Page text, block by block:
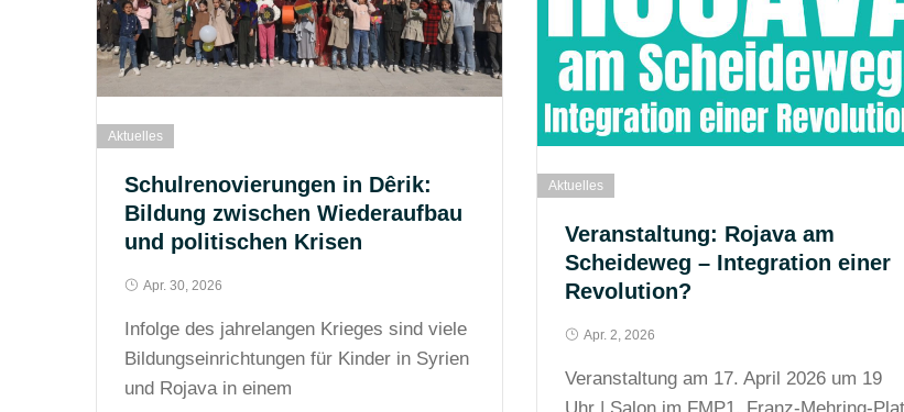
Aktuelles
Schulrenovierungen in Dêrik:
Bildung zwischen Wiederaufbau
und politischen Krisen
Apr. 30, 2026
Infolge des jahrelangen Krieges sind viele
Bildungseinrichtungen für Kinder in Syrien
und Rojava in einem
Aktuelles
Veranstaltung: Rojava am
Scheideweg – Integration einer
Revolution?
Apr. 2, 2026
Veranstaltung am 17. April 2026 um 19